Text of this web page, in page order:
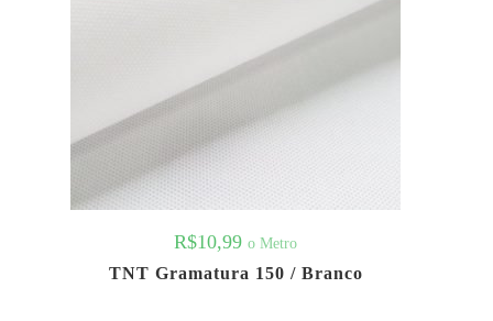
R$10,99 o Metro
TNT Gramatura 150 / Branco